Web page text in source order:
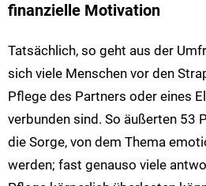
finanzielle Motivation
Tatsächlich, so geht aus der
sich viele Menschen vor den
Pflege des Partners oder eines
verbunden sind. So äußerten 53
die Sorge, von dem Thema
werden; fast genauso viele